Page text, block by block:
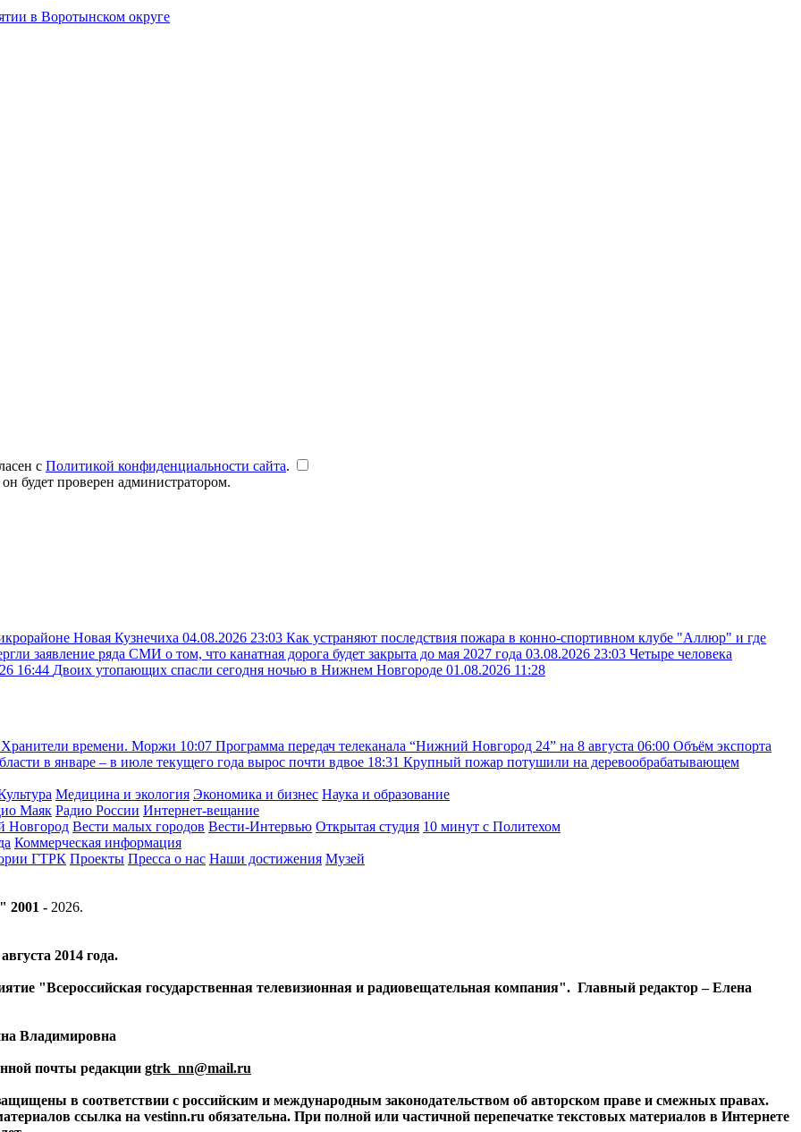
в Воротынском округе
с Политикой конфиденциальности сайта.
будет проверен администратором.
Новая Кузнечиха 04.08.2026 23:03 Как устраняют последствия пожара в конно-спортивном клубе "Аллюр" и где
заявление ряда СМИ о том, что канатная дорога будет закрыта до мая 2027 года 03.08.2026 23:03 Четыре человека
16:44 Двоих утопающих спасли сегодня ночью в Нижнем Новгороде 01.08.2026 11:28
Хранители времени. Моржи 10:07 Программа передач телеканала “Нижний Новгород 24” на 8 августа 06:00 Объём экспорта
в январе – в июле текущего года вырос почти вдвое 18:31 Крупный пожар потушили на деревообрабатывающем
Медицина и экология Экономика и бизнес Наука и образование
Маяк Радио России Интернет-вещание
Новгород Вести малых городов Вести-Интервью Открытая студия 10 минут с Политехом
Коммерческая информация
ГТРК Проекты Пресса о нас Наши достижения Музей
2001 - 2026.
2014 года.
"Всероссийская государственная телевизионная и радиовещательная компания". Главный редактор – Елена
Владимировна
почты редакции gtrk_nn@mail.ru
в соответствии с российским и международным законодательством об авторском праве и смежных правах.
ссылка на vestinn.ru обязательна. При полной или частичной перепечатке текстовых материалов в Интернете